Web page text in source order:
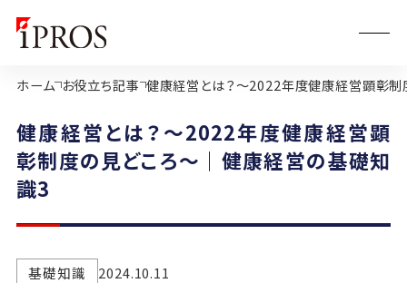
ホーム お役立ち記事 健康経営とは？～2022年度健康経営顕彰
健康経営とは？～2022年度健康経営顕
彰制度の見どころ～｜健康経営の基礎知
識3
基礎知識 2024.10.11